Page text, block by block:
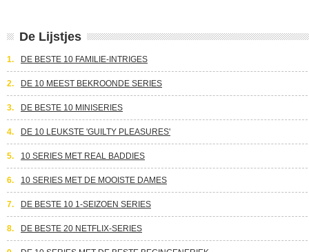
De Lijstjes
1. DE BESTE 10 FAMILIE-INTRIGES
2. DE 10 MEEST BEKROONDE SERIES
3. DE BESTE 10 MINISERIES
4. DE 10 LEUKSTE 'GUILTY PLEASURES'
5. 10 SERIES MET REAL BADDIES
6. 10 SERIES MET DE MOOISTE DAMES
7. DE BESTE 10 1-SEIZOEN SERIES
8. DE BESTE 20 NETFLIX-SERIES